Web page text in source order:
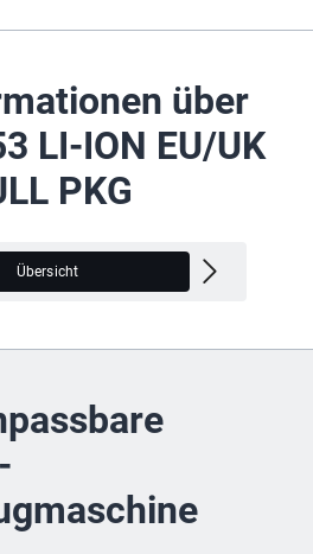
über
LI-ION EU/UK
PKG
Übersicht